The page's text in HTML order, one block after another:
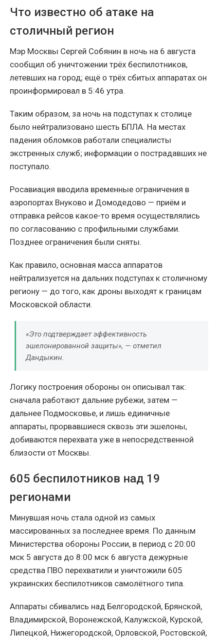
Что известно об атаке на
столичный регион
Мэр Москвы Сергей Собянин в ночь на 6 августа
сообщил об уничтожении трёх беспилотников,
летевших на город; ещё о трёх сбитых аппаратах он
проинформировал в 5:46 утра.
Таким образом, за ночь на подступах к столице
было нейтрализовано шесть БПЛА. На местах
падения обломков работали специалисты
экстренных служб; информации о пострадавших не
поступало.
Росавиация вводила временные ограничения в
аэропортах Внуково и Домодедово — приём и
отправка рейсов какое-то время осуществлялись
по согласованию с профильными службами.
Позднее ограничения были сняты.
Как правило, основная масса аппаратов
нейтрализуется на дальних подступах к столичному
региону — до того, как дроны выходят к границам
Московской области.
«Это подтверждает эффективность
эшелонированной защиты», — отметил
Дандыкин.
Логику построения обороны он описывал так:
сначала работают дальние рубежи, затем —
дальнее Подмосковье, и лишь единичные
аппараты, прорвавшиеся сквозь эти эшелоны,
добиваются перехвата уже в непосредственной
близости от Москвы.
605 беспилотников над 19
регионами
Минувшая ночь стала одной из самых
массированных за последнее время. По данным
Министерства обороны России, в период с 20:00
мск 5 августа до 8:00 мск 6 августа дежурные
средства ПВО перехватили и уничтожили 605
украинских беспилотников самолётного типа.
Аппараты сбивались над Белгородской, Брянской,
Владимирской, Воронежской, Калужской, Курской,
Липецкой, Нижегородской, Орловской, Ростовской,